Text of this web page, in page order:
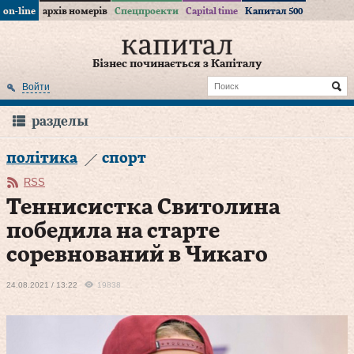
on-line архів номерів Спецпроекти Capital time Капитал 500
Бізнес починається з Капіталу
Войти
разделы
політика спорт
RSS
Теннисистка Свитолина
победила на старте
соревнований в Чикаго
24.08.2021 / 13:22 19838